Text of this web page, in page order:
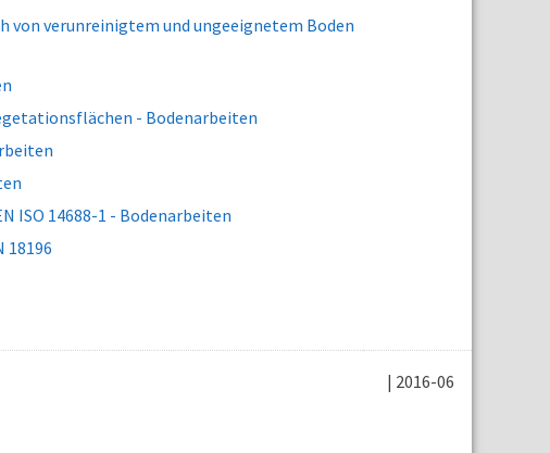
von verunreinigtem und ungeeignetem Boden
- Bodenarbeiten
ISO 14688-1 - Bodenarbeiten
18196
| 2016-06